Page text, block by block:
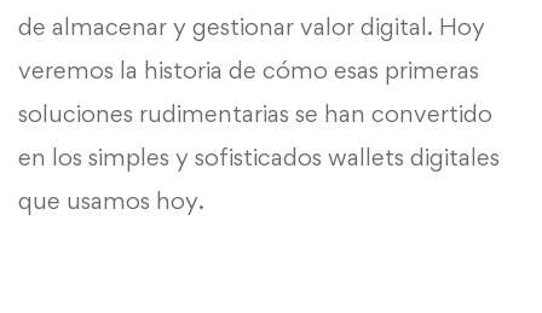
de almacenar y gestionar valor digital. Hoy
veremos la historia de cómo esas primeras
soluciones rudimentarias se han convertido
en los simples y sofisticados wallets digitales
que usamos hoy.